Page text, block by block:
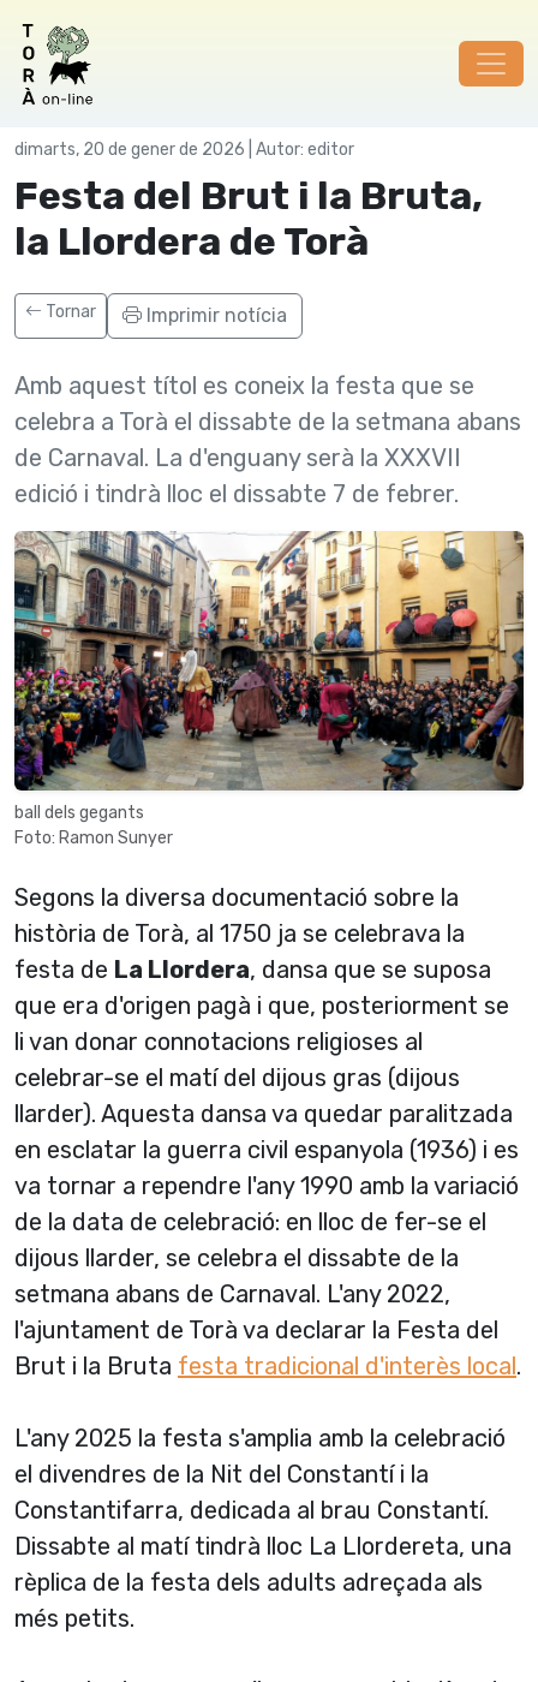
dimarts, 20 de gener de 2026 | Autor: editor
Festa del Brut i la Bruta,
la Llordera de Torà
Tornar Imprimir notícia
Amb aquest tí­tol es coneix la festa que se
celebra a Torà el dissabte de la setmana abans
de Carnaval. La d'enguany serà la XXXVII
edició i tindrà lloc el dissabte 7 de febrer.
ball dels gegants
Foto: Ramon Sunyer
Segons la diversa documentació sobre la
història de Torà, al 1750 ja se celebrava la
festa de La Llordera, dansa que se suposa
que era d'origen pagà i que, posteriorment se
li van donar connotacions religioses al
celebrar-se el matí­ del dijous gras (dijous
llarder). Aquesta dansa va quedar paralitzada
en esclatar la guerra civil espanyola (1936) i es
va tornar a rependre l'any 1990 amb la variació
de la data de celebració: en lloc de fer-se el
dijous llarder, se celebra el dissabte de la
setmana abans de Carnaval. L'any 2022,
l'ajuntament de Torà va declarar la Festa del
Brut i la Bruta festa tradicional d'interès local.
L'any 2025 la festa s'amplia amb la celebració
el divendres de la Nit del Constantí i la
Constantifarra, dedicada al brau Constantí.
Dissabte al matí tindrà lloc La Llordereta, una
rèplica de la festa dels adults adreçada als
més petits.